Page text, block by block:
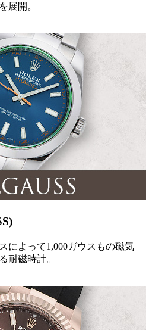
展開。
によって1,000ガウスもの磁気
耐磁時計。